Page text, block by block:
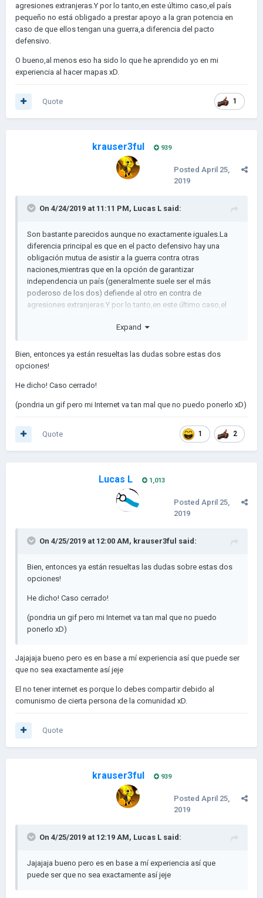
agresiones extranjeras.Y por lo tanto,en este último caso,el país
pequeño no está obligado a prestar apoyo a la gran potencia en
caso de que ellos tengan una guerra,a diferencia del pacto
defensivo.
O bueno,al menos eso ha sido lo que he aprendido yo en mi
experiencia al hacer mapas xD.
1
Quote
krauser3ful 939
Posted April 25,
2019
On 4/24/2019 at 11:11 PM, Lucas L said:
Son bastante parecidos aunque no exactamente iguales.La
diferencia principal es que en el pacto defensivo hay una
obligación mutua de asistir a la guerra contra otras
naciones,mientras que en la opción de garantizar
independencia un país (generalmente suele ser el más
poderoso de los dos) defiende al otro en contra de
agresiones extranjeras.Y por lo tanto,en este último caso,el
potencia en caso de que ellos tengan una guerra,a diferencia
O bueno,al menos eso ha sido lo que he aprendido yo en mi
experiencia al hacer mapas xD.
Expand
Bien, entonces ya están resueltas las dudas sobre estas dos
opciones!
He dicho! Caso cerrado!
(pondria un gif pero mi Internet va tan mal que no puedo ponerlo xD)
1 2
Quote
Lucas L 1,013
Posted April 25,
2019
On 4/25/2019 at 12:00 AM, krauser3ful said:
Bien, entonces ya están resueltas las dudas sobre estas dos
opciones!
He dicho! Caso cerrado!
(pondria un gif pero mi Internet va tan mal que no puedo
ponerlo xD)
Jajajaja bueno pero es en base a mí experiencia así que puede ser
que no sea exactamente así jeje
El no tener internet es porque lo debes compartir debido al
comunismo de cierta persona de la comunidad xD.
Quote
krauser3ful 939
Posted April 25,
2019
On 4/25/2019 at 12:19 AM, Lucas L said:
Jajajaja bueno pero es en base a mí experiencia así que
puede ser que no sea exactamente así jeje